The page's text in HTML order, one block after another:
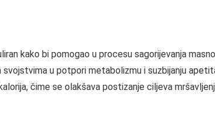
kako bi pomogao u procesu sagorijevanja
u potpori metabolizmu i suzbijanju
čime se olakšava postizanje ciljeva